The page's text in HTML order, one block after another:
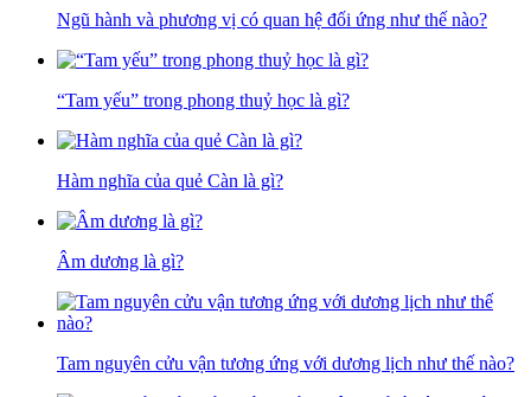
Ngũ hành và phương vị có quan hệ đối ứng như thế nào?
“Tam yếu” trong phong thuỷ học là gì?
Hàm nghĩa của quẻ Càn là gì?
Âm dương là gì?
Tam nguyên cửu vận tương ứng với dương lịch như thế nào?